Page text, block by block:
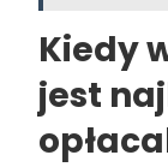
Kiedy
jest